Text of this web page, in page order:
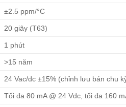
±2.5 ppm/°C
20 giây (T63)
1 phút
>15 năm
24 Vac/dc ±15% (chỉnh lưu bán chu
Tối đa 80 mA @ 24 Vdc, tối đa 160